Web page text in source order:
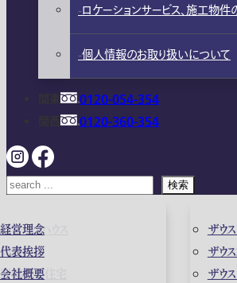
ガレージハウス
高級住宅
店舗併用住宅
経営理念
代表挨拶
会社概要
ザウ
ザウ
ザウ
ロケーションサービス、施工物件
個人情報のお取り扱いについて
0120-054-354
0120-360-354
検索